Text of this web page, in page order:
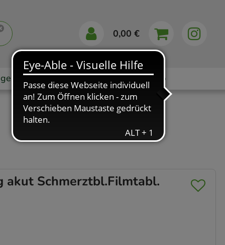
0,00 €
Markenshops Ratgeber App
akut Schmerztbl.Filmtabl.